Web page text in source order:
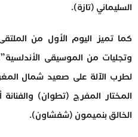
السليماني (تازة).
كما تميز اليوم الأول من
وتجليات من الموسيقى
لطرب الآلة على صعيد شمال
المختار المفرج (تطوان)
الخالق بنميمون (شفشاون).